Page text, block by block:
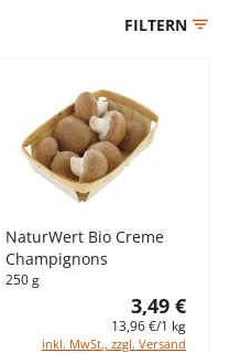
FILTERN
NaturWert Bio Creme
Champignons
250 g
3,49 €
13,96 €/1 kg
inkl. MwSt., zzgl. Versand